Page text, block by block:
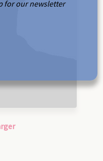
for our newsletter